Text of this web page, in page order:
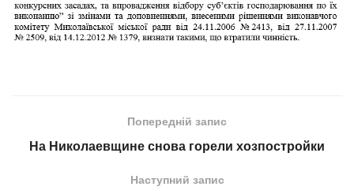
Попередній запис
На Николаевщине снова горели хозпостройки
Наступний запис